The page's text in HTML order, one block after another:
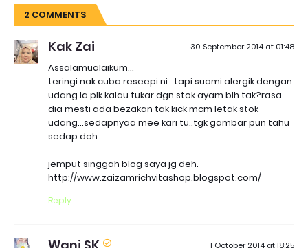
2 COMMENTS
Kak Zai 30 September 2014 at 01:48
Assalamualaikum...
teringi nak cuba reseepi ni...tapi suami alergik dengan
udang la plk.kalau tukar dgn stok ayam blh tak?rasa
dia mesti ada bezakan tak kick mcm letak stok
udang...sedapnyaa mee kari tu..tgk gambar pun tahu
sedap doh..
jemput singgah blog saya jg deh.
http://www.zaizamrichvitashop.blogspot.com/
Reply
1 October 2014 at 18:25